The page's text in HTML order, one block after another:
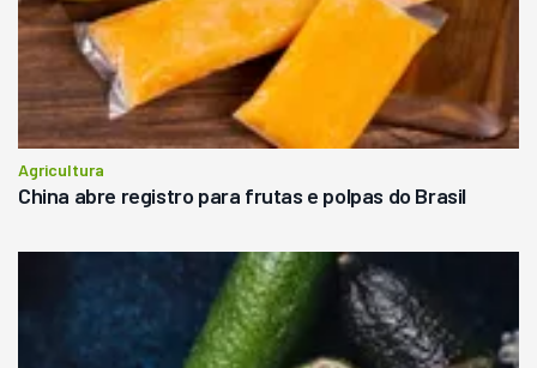
Agricultura
China abre registro para frutas e polpas do Brasil